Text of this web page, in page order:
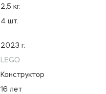
2,5 кг.
4 шт.
2023 г.
LEGO
Конструктор
16 лет